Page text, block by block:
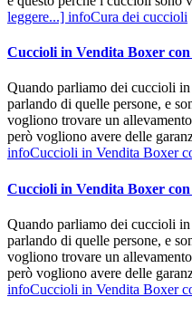
leggere...] infoCura dei cuccioli
Cuccioli in Vendita Boxer
Quando parliamo dei cuccioli
parlando di quelle persone, e
vogliono trovare un
però vogliono avere delle
infoCuccioli in Vendita Boxer
Cuccioli in Vendita Boxer
Quando parliamo dei cuccioli
parlando di quelle persone, e
vogliono trovare un
però vogliono avere delle
infoCuccioli in Vendita Boxer